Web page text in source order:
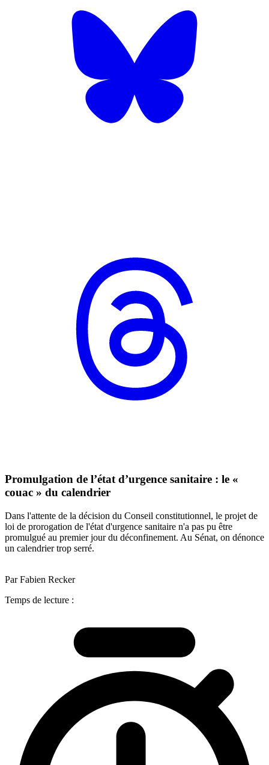
Promulgation de l’état d’urgence sanitaire : le «
couac » du calendrier
Dans l'attente de la décision du Conseil constitutionnel, le projet de
loi de prorogation de l'état d'urgence sanitaire n'a pas pu être
promulgué au premier jour du déconfinement. Au Sénat, on dénonce
un calendrier trop serré.
Par Fabien Recker
Temps de lecture :